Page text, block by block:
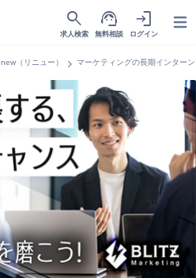
search
求人検索
support_agent
無料相談
login
ログイン
（リニュー） chevron_right マーケティングの長期インター